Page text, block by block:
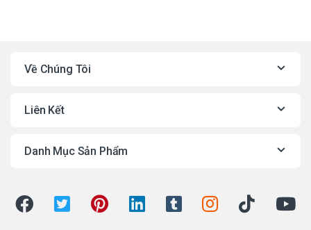
Về Chúng Tôi
Liên Kết
Danh Mục Sản Phẩm